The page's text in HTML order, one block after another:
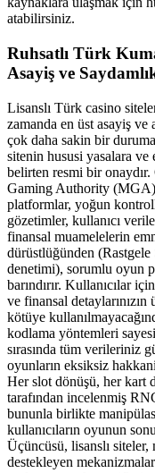
atabilirsiniz.
Ruhsatlı Türk
Asayiş ve
Lisanslı Türk casino
zamanda en üst asayiş
çok daha sakin bir
sitenin hususi yasalara ve
belirten resmi bir
Gaming Authority (MGA)
platformlar, yoğun
gözetimler, kullanıcı
finansal muamelelerin
dürüstlüğünden
denetimi), sorumlu oyun
barındırır. Kullanıcılar
ve finansal
kötüye
kodlama yöntemleri
sırasında tüm verileriniz
oyunların eksiksiz
Her slot dönüşü, her kart
tarafından incelenmiş
bununla birlikte
kullanıcıların oyunun
Üçüncüsü, lisanslı
destekleyen